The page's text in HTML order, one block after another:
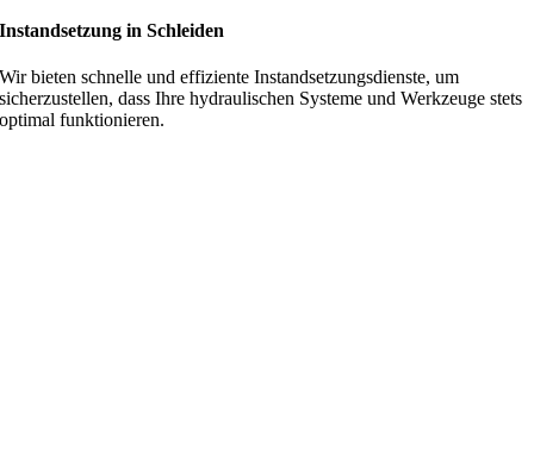
Instandsetzung in Schleiden
Wir bieten schnelle und effiziente Instandsetzungsdienste, um
sicherzustellen, dass Ihre hydraulischen Systeme und Werkzeuge stets
optimal funktionieren.